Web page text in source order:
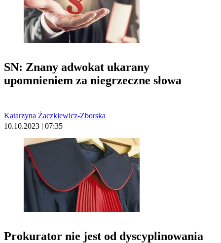
SN: Znany adwokat ukarany
upomnieniem za niegrzeczne słowa
Katarzyna Żaczkiewicz-Zborska
10.10.2023 | 07:35
Prokurator nie jest od dyscyplinowania